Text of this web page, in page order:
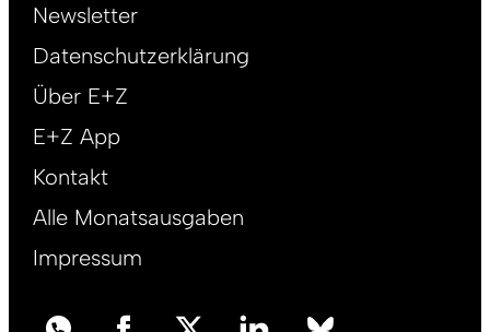
DE
Newsletter
Datenschutzerklärung
Über E+Z
E+Z App
Kontakt
Alle Monatsausgaben
Impressum